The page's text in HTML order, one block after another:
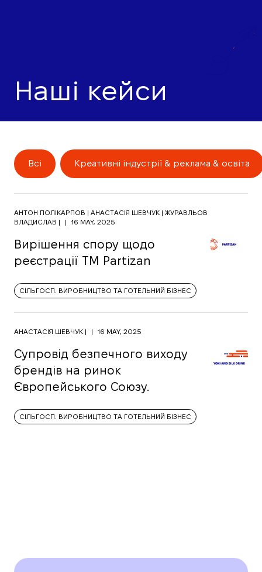
Наші кейси
АНТОН ПОЛІКАРПОВ | АНАСТАСІЯ ШЕВЧУК | ЖУРАВЛЬОВ
ВЛАДИСЛАВ |
| 16 MAY, 2025
Вирішення спору щодо
реєстрації ТМ Partizan
СІЛЬГОСП. ВИРОБНИЦТВО ТА ГОТЕЛЬНИЙ БІЗНЕС
АНАСТАСІЯ ШЕВЧУК | | 16 MAY, 2025
Супровід безпечного виходу
брендів на ринок
Європейського Союзу.
СІЛЬГОСП. ВИРОБНИЦТВО ТА ГОТЕЛЬНИЙ БІЗНЕС
Всі Креативні індустрії & реклама & освіта